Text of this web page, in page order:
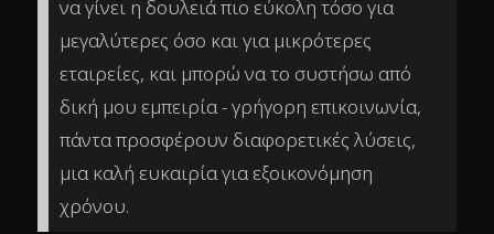
να γίνει η δουλειά πιο εύκολη τόσο για
μεγαλύτερες όσο και για μικρότερες
εταιρείες, και μπορώ να το συστήσω από
δική μου εμπειρία - γρήγορη επικοινωνία,
πάντα προσφέρουν διαφορετικές λύσεις,
μια καλή ευκαιρία για εξοικονόμηση
χρόνου.